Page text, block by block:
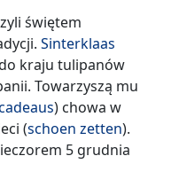
świętem
Sinterklaas
kraju tulipanów
Towarzyszą mu
) chowa w
(schoen zetten).
5 grudnia